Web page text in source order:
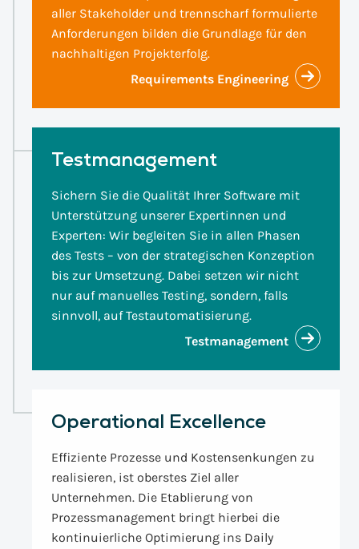
aller Stakeholder und trennscharf formulierte
Anforderungen bilden die Grundlage für den
nachhaltigen Projekterfolg.
Requirements Engineering
Testmanagement
Sichern Sie die Qualität Ihrer Software mit
Unterstützung unserer Expertinnen und
Experten: Wir begleiten Sie in allen Phasen
des Tests – von der strategischen Konzeption
bis zur Umsetzung. Dabei setzen wir nicht
nur auf manuelles Testing, sondern, falls
sinnvoll, auf Testautomatisierung.
Testmanagement
Operational Excellence
Effiziente Prozesse und Kostensenkungen zu
realisieren, ist oberstes Ziel aller
Unternehmen. Die Etablierung von
Prozessmanagement bringt hierbei die
kontinuierliche Optimierung ins Daily